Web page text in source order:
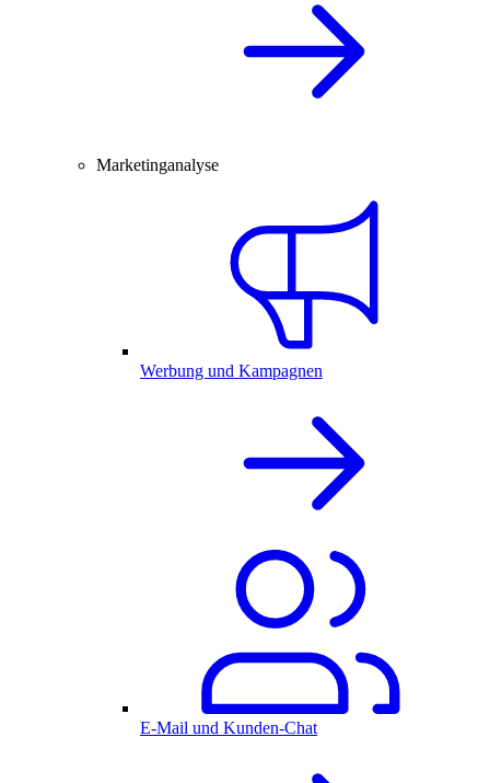
Marketinganalyse
Werbung und Kampagnen
E-Mail und Kunden-Chat